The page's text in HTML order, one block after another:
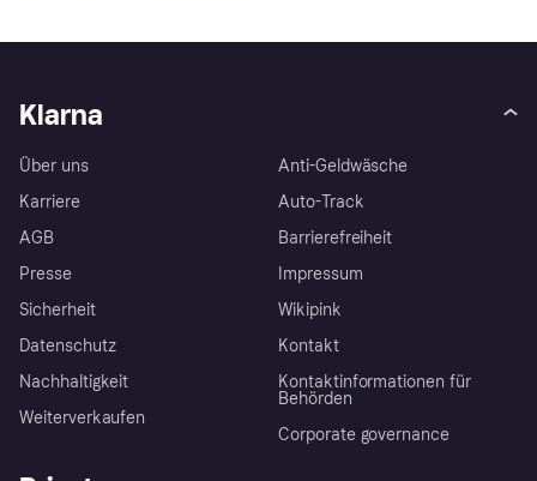
Klarna
Über uns
Karriere
AGB
Presse
Sicherheit
Datenschutz
Nachhaltigkeit
Weiterverkaufen
Anti-Geldwäsche
Auto-Track
Barrierefreiheit
Impressum
Wikipink
Kontakt
Kontaktinformationen für
Behörden
Corporate governance